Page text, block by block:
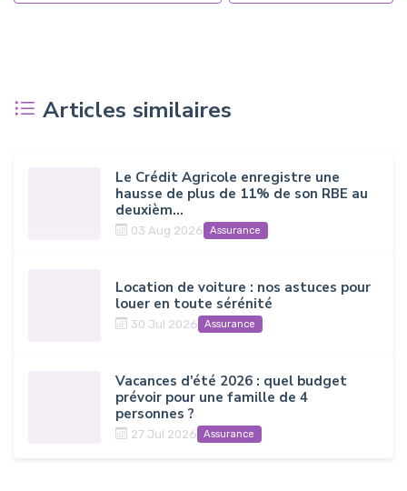
Articles similaires
Le Crédit Agricole enregistre une
hausse de plus de 11% de son RBE au
deuxièm...
03 Aug 2026 Assurance
Location de voiture : nos astuces pour
louer en toute sérénité
30 Jul 2026 Assurance
Vacances d’été 2026 : quel budget
prévoir pour une famille de 4
personnes ?
27 Jul 2026 Assurance